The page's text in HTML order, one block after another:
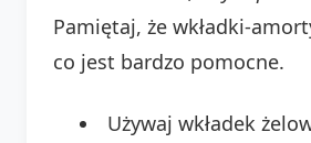
Pamiętaj, że wkładki-
co jest bardzo pomocne.
Używaj wkładek